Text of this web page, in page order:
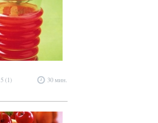
5 (1)
30 мин.